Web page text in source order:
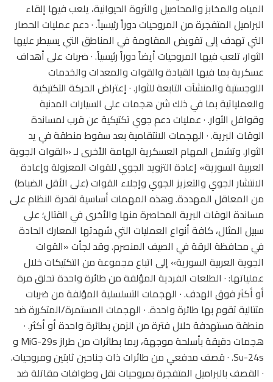
المياه والمخابز والمحاصيل والثروة الحيوانية، يلعب فيها إلقاء
البراميل المتفجرة من المروحيات دوراً رئيسياً. · دعم عمليات الحصار
التي تهدف إلى تقويض المقاومة في المناطق التي يسيطر عليها
الثوار، تلعب فيها المروحيات أيضاً دوراً رئيسياً. · ضربات على أهداف
عسكرية بما فيها القيادة والقوات والمعدات والخدمات
اللوجستية والمنشآت التابعة للثوار. · إعتراض الحركة التكتيكية
والعملياتية بما في ذلك شن هجمات على السيارات المدنية
وقوافل الثوار. · عمليات دعم جوي تكتيكية عن قرب لمساندة
الوقات البرية. · الهجمات الانتقامية بعد سقوط منطقة في يد
الثوار. وتشمل المهام العسكرية الهامة الأخرى لـ «القوات الجوية
العربية السورية» إعادة التزويد الجوي للقوات المعزولة وإعادة
الانتشار الجوي والتعزيز الجوي وإجلاء القوات (على الأقل الضباط)
من المعاقل المهددة. وهذه المهمات أساسية لقدرة النظام على
مساندة الوقات البرية المحاصرة منها والأخرى في القتال؛ على
سبيل المثال، كافة أنواع العمليات التي شهدتها المعارك الحادة
في محافظة الرقة في الصيف المنصرم. وقد لجأت «القوات
الجوية العربية السورية» إلى اتباع مجموعة من التكتيكات خلال
عملياتها: · الطلعات الفردية المؤلفة من طائرة واحدة تحلق مرة
أو أكثر فوق الهدف. · الهجمات التسلسلية المؤلفة من ضربات
متتالية تقوم بها طائرة واحدة. · الهجمات المستمرة/المتكررة ضد
منطقة مستهدفة خلال فترة من الزمن بطائرة واحدة أو أكثر. ·
هجمات دقيقة بأسلحة موجهة، ربما بطائرات من طراز MiG-29s و
Su-24s. · قصف مدفعي من طائرات ذات جناحين ثابتين ومروحيات.
· القصف بالبراميل المتفجرة بمروحيات نقل وطوافات مقاتلة ضد